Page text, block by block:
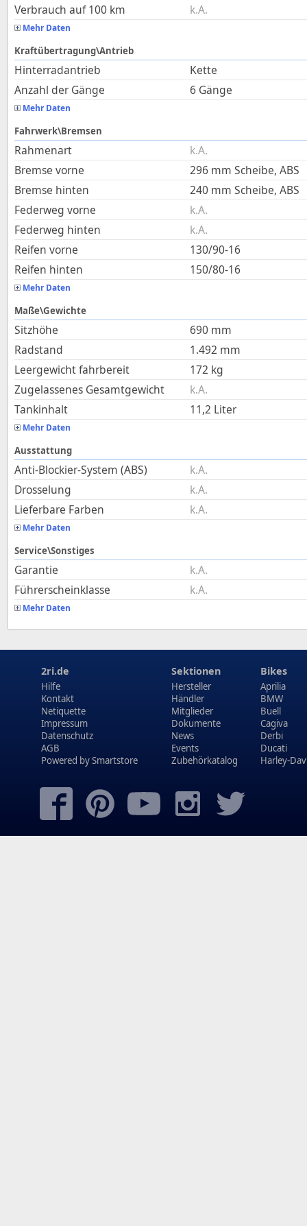
Verbrauch auf 100 km
k.A.
Mehr Daten
Kraftübertragung\Antrieb
Hinterradantrieb
Kette
Anzahl der Gänge
6 Gänge
Mehr Daten
Fahrwerk\Bremsen
Rahmenart
k.A.
Bremse vorne
296 mm Scheibe, ABS
Bremse hinten
240 mm Scheibe, ABS
Federweg vorne
k.A.
Federweg hinten
k.A.
Reifen vorne
130/90-16
Reifen hinten
150/80-16
Mehr Daten
Maße\Gewichte
Sitzhöhe 690 mm
Radstand
1.492 mm
Leergewicht fahrbereit
172 kg
Zugelassenes Gesamtgewicht
k.A.
Tankinhalt
11,2 Liter
Mehr Daten
Ausstattung
Anti-Blockier-System (ABS)
k.A.
Drosselung
k.A.
Lieferbare Farben
k.A.
Mehr Daten
Service\Sonstiges
Garantie
k.A.
Führerscheinklasse
k.A.
Mehr Daten
2ri.de
Hilfe
Kontakt
Netiquette
Impressum
Datenschutz
AGB
Powered bySmartstore
Sektionen
Hersteller
Händler
Mitglieder
Dokumente
News
Events
Zubehörkatalog
Bikes
Aprilia
BMW
Buell
Cagiva
Derbi
Ducati
Harley-